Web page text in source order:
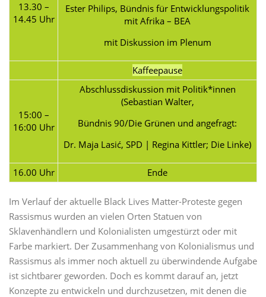
13.30 –
14.45 Uhr
Ester Philips, Bündnis für Entwicklungspolitik
mit Afrika – BEA
mit Diskussion im Plenum
Kaffeepause
15:00 –
16:00 Uhr
Abschlussdiskussion mit Politik*innen
(Sebastian Walter,
Bündnis 90/Die Grünen und angefragt:
Dr. Maja Lasić, SPD | Regina Kittler; Die Linke)
16.00 Uhr Ende
Im Verlauf der aktuelle Black Lives Matter-Proteste gegen
Rassismus wurden an vielen Orten Statuen von
Sklavenhändlern und Kolonialisten umgestürzt oder mit
Farbe markiert. Der Zusammenhang von Kolonialismus und
Rassismus als immer noch aktuell zu überwindende Aufgabe
ist sichtbarer geworden. Doch es kommt darauf an, jetzt
Konzepte zu entwickeln und durchzusetzen, mit denen die